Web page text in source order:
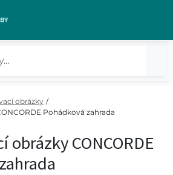
obrázky /
Pohádková zahrada
obrázky CONCORDE